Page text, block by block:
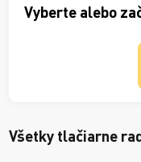
Vyberte alebo
Všetky tlačiarne